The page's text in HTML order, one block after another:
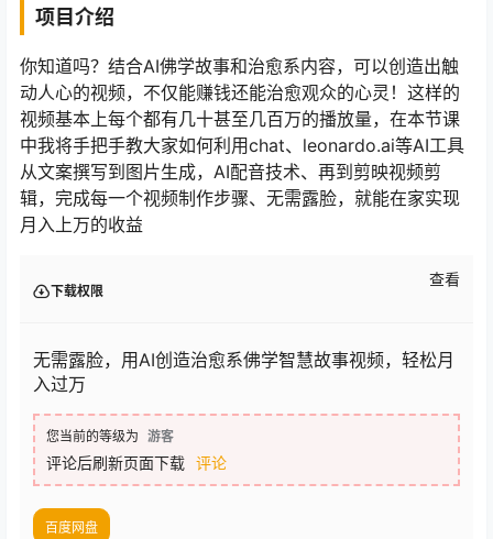
项目介绍
你知道吗？结合AI佛学故事和治愈系内容，可以创造出触
动人心的视频，不仅能赚钱还能治愈观众的心灵！这样的
视频基本上每个都有几十甚至几百万的播放量，在本节课
中我将手把手教大家如何利用chat、leonardo.ai等AI工具
从文案撰写到图片生成，AI配音技术、再到剪映视频剪
辑，完成每一个视频制作步骤、无需露脸，就能在家实现
月入上万的收益
下载权限
查看
无需露脸，用AI创造治愈系佛学智慧故事视频，轻松月
入过万
您当前的等级为 游客
评论后刷新页面下载 评论
百度网盘